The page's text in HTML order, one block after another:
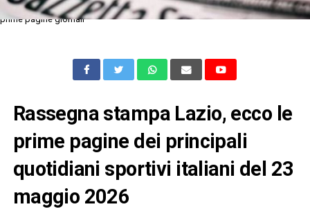
prime pagine giornali
Rassegna stampa Lazio, ecco le
prime pagine dei principali
quotidiani sportivi italiani del 23
maggio 2026